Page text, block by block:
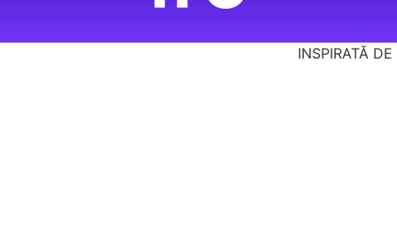
INSPIRATĂ DE